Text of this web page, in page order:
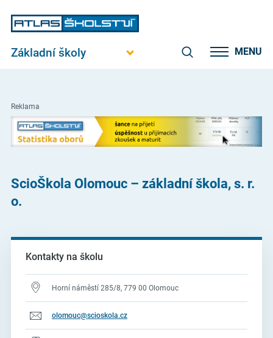
Základní školy MENU
Reklama
ScioŠkola Olomouc – základní škola, s. r.
o.
Kontakty na školu
Horní náměstí 285/8, 779 00 Olomouc
olomouc@scioskola.cz